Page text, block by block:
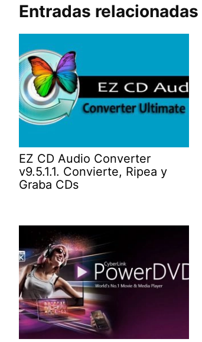
Entradas relacionadas
EZ CD Audio Converter
v9.5.1.1. Convierte, Ripea y
Graba CDs